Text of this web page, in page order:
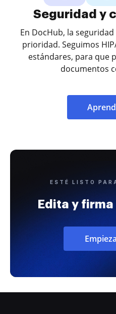
Seguridad y
En DocHub, la
prioridad. Seguimos
estándares, para que
documentos
ESTÉ LISTO
Edita y firma